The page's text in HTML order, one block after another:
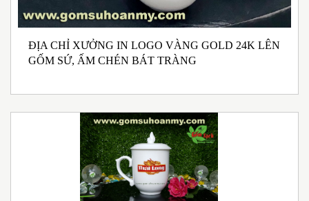
ĐỊA CHỈ XƯỞNG IN LOGO VÀNG GOLD 24K LÊN
GỐM SỨ, ẤM CHÉN BÁT TRÀNG
NHẬN SẢN XUẤT BỘ ẤM CHÉN BÁT TRÀNG
MEN RONG MEN NGỌC PHONG CÁCH TRÀ ĐẠO